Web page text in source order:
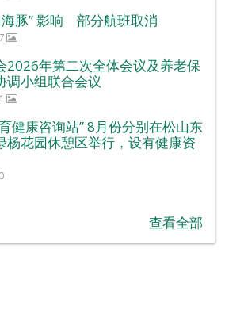
海豚” 影响 部分航班取消
2026年第二次全体会议及养老保
调小组联合会议
健康咨询站” 8月份分别在松山东
杨花园休憩区举行，设有健康资
查看全部